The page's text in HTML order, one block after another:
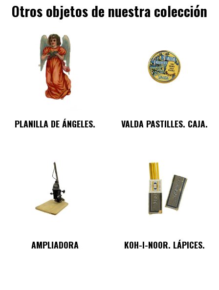
Otros objetos de nuestra colección
PLANILLA DE ÁNGELES. VALDA PASTILLES. CAJA.
AMPLIADORA KOH-I-NOOR. LÁPICES.